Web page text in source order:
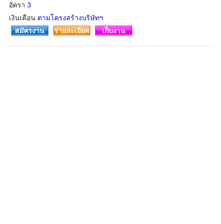
อัตรา 3
เงินเดือน ตามโครงสร้างบริษัทฯ
สมัครงาน
รายละเอียด เก็บงาน